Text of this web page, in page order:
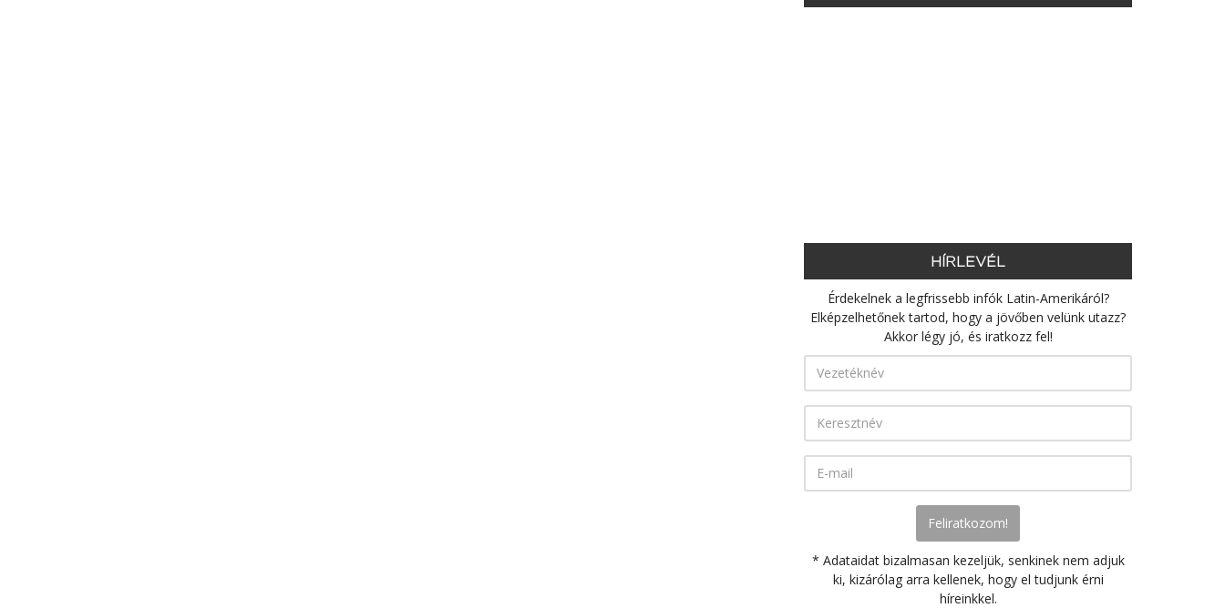
HÍRLEVÉL
Érdekelnek a legfrissebb infók Latin-Amerikáról?
Elképzelhetőnek tartod, hogy a jövőben velünk utazz?
Akkor légy jó, és iratkozz fel!
* Adataidat bizalmasan kezeljük, senkinek nem adjuk
ki, kizárólag arra kellenek, hogy el tudjunk érni
híreinkkel.